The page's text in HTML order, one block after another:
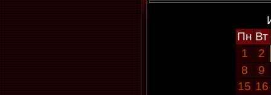
Пн Вт
1
2
8
9
15 16